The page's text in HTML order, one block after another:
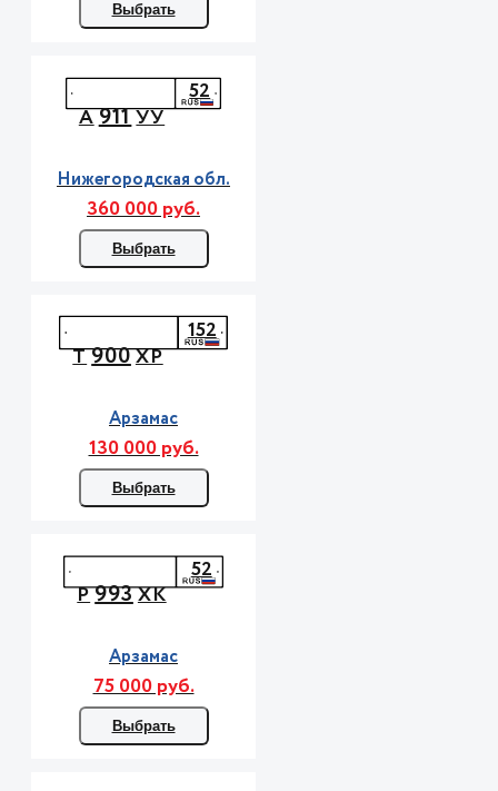
Выбрать
А911УУ
52
Нижегородская обл.
360 000 руб.
Выбрать
Т900ХР
152
Арзамас
130 000 руб.
Выбрать
Р993ХК
52
Арзамас
75 000 руб.
Выбрать